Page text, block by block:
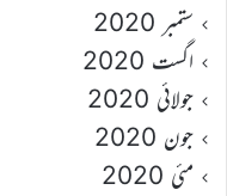
ستمبر 2020
اگست 2020
جولائی 2020
جون 2020
مئی 2020